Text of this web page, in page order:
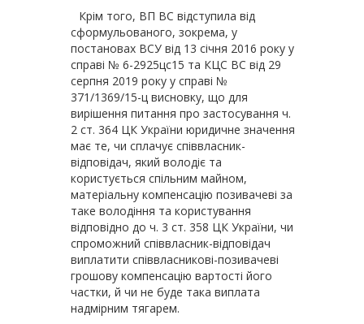
Крім того, ВП ВС відступила від
сформульованого, зокрема, у
постановах ВСУ від 13 січня 2016 року у
справі № 6-2925цс15 та КЦС ВС від 29
серпня 2019 року у справі №
371/1369/15-ц висновку, що для
вирішення питання про застосування ч.
2 ст. 364 ЦК України юридичне значення
має те, чи сплачує співвласник-
відповідач, який володіє та
користується спільним майном,
матеріальну компенсацію позивачеві за
таке володіння та користування
відповідно до ч. 3 ст. 358 ЦК України, чи
спроможний співвласник-відповідач
виплатити співвласникові-позивачеві
грошову компенсацію вартості його
частки, й чи не буде така виплата
надмірним тягарем.